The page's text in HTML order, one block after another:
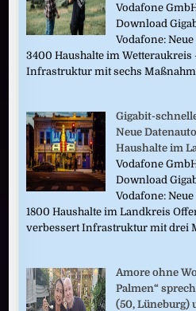
Vodafone
Download
Vodafone:
3400 Haushalte im Wetteraukreis
Infrastruktur mit sechs
Gigabit-
Neue
Haushalte im
Vodafone
Download
Vodafone:
1800 Haushalte im Landkreis
verbessert Infrastruktur mit drei
Amore ohne
Palmen“
(50, Lüneburg)